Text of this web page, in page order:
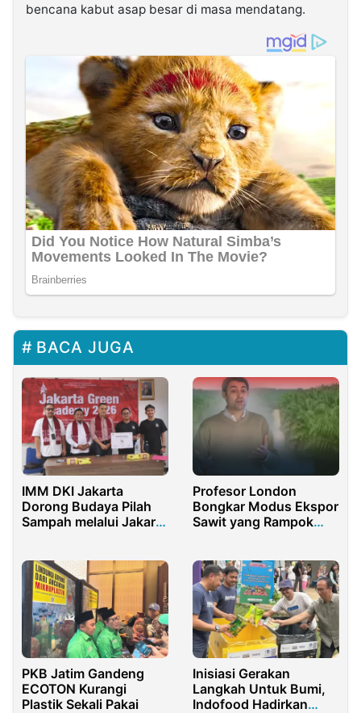
bencana kabut asap besar di masa mendatang.
BACA JUGA
IMM DKI Jakarta
Dorong Budaya Pilah
Sampah melalui Jakarta
Profesor London
Bongkar Modus Ekspor
Sawit yang Rampok
PKB Jatim Gandeng
ECOTON Kurangi
Plastik Sekali Pakai
Inisiasi Gerakan
Langkah Untuk Bumi,
Indofood Hadirkan